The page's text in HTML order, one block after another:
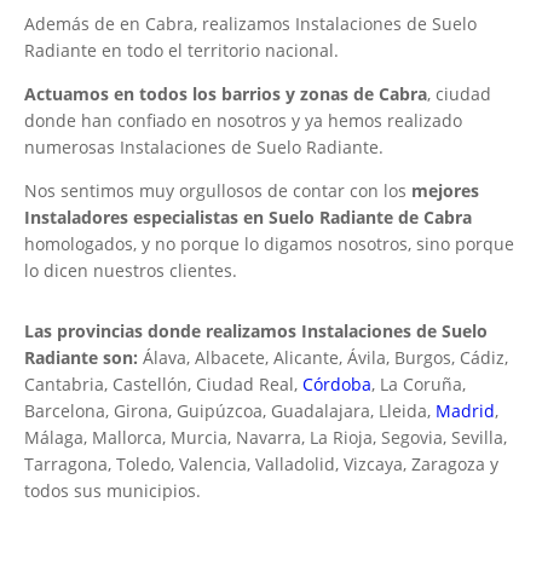
Además de en Cabra, realizamos Instalaciones de Suelo
Radiante en todo el territorio nacional.
Actuamos en todos los barrios y zonas de Cabra, ciudad
donde han confiado en nosotros y ya hemos realizado
numerosas Instalaciones de Suelo Radiante.
Nos sentimos muy orgullosos de contar con los mejores
Instaladores especialistas en Suelo Radiante de Cabra
homologados, y no porque lo digamos nosotros, sino porque
lo dicen nuestros clientes.
Las provincias donde realizamos Instalaciones de Suelo
Radiante son: Álava, Albacete, Alicante, Ávila, Burgos, Cádiz,
Cantabria, Castellón, Ciudad Real, Córdoba, La Coruña,
Barcelona, Girona, Guipúzcoa, Guadalajara, Lleida, Madrid,
Málaga, Mallorca, Murcia, Navarra, La Rioja, Segovia, Sevilla,
Tarragona, Toledo, Valencia, Valladolid, Vizcaya, Zaragoza y
todos sus municipios.